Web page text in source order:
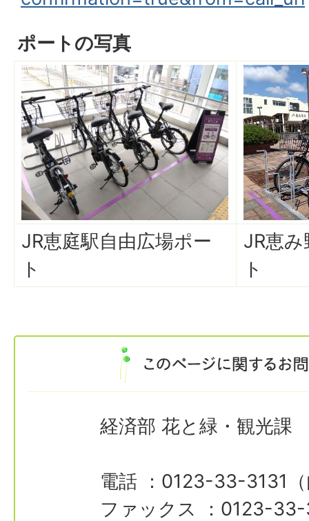
ポートの写真
JR恵庭駅自由広場ポー
ト
JR恵
ト
経済部 花と緑・観光課
電話 ：0123-33-3131
ファックス ：0123-